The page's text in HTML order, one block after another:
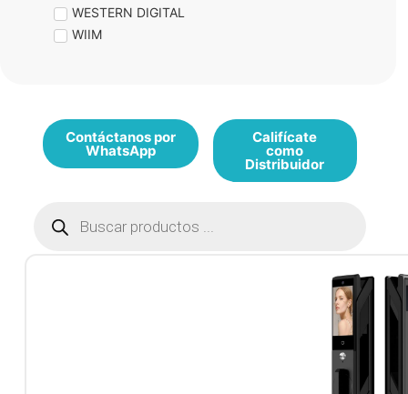
WESTERN DIGITAL
WIIM
Contáctanos por
WhatsApp
Califícate
como
Distribuidor